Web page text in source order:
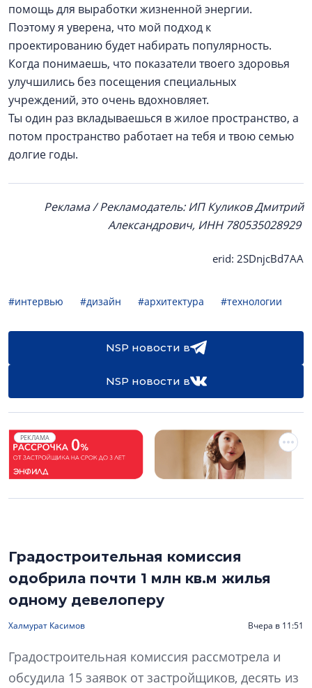
помощь для выработки жизненной энергии.
Поэтому я уверена, что мой подход к
проектированию будет набирать популярность.
Когда понимаешь, что показатели твоего здоровья
улучшились без посещения специальных
учреждений, это очень вдохновляет.
Ты один раз вкладываешься в жилое пространство, а
потом пространство работает на тебя и твою семью
долгие годы.
Реклама / Рекламодатель: ИП Куликов Дмитрий
Александрович, ИНН 780535028929
erid: 2SDnjcBd7AA
#интервью #дизайн #архитектура #технологии
NSP новости в
NSP новости в
РЕКЛАМА
Градостроительная комиссия
одобрила почти 1 млн кв.м жилья
одному девелоперу
Халмурат Касимов Вчера в 11:51
Градостроительная комиссия рассмотрела и
обсудила 15 заявок от застройщиков, десять из